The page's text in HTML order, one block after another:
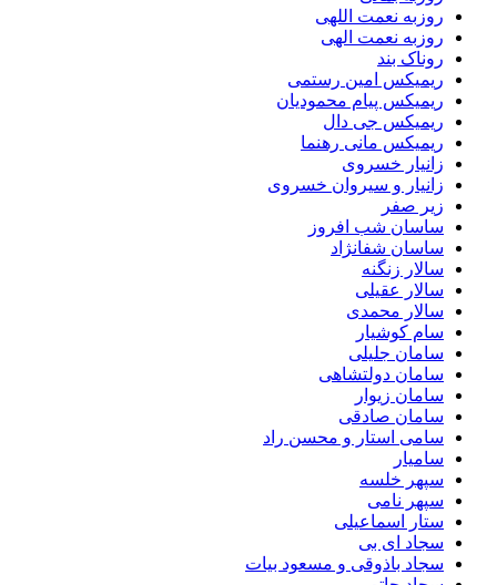
روزبه نعمت اللهی
روزبه نعمت الهی
روناک بند
ریمیکس امین رستمی
ریمیکس پیام محمودیان
ریمیکس جی دال
ریمیکس مانی رهنما
زانیار خسروی
زانیار و سیروان خسروی
زیر صفر
ساسان شب افروز
ساسان شفانژاد
سالار زنگنه
سالار عقیلی
سالار محمدی
سام کوشیار
سامان جلیلی
سامان دولتشاهی
سامان زیوار
سامان صادقی
سامی استار و محسن راد
سامیار
سپهر خلسه
سپهر نامی
ستار اسماعیلی
سجاد ای بی
سجاد باذوقی و مسعود بیات